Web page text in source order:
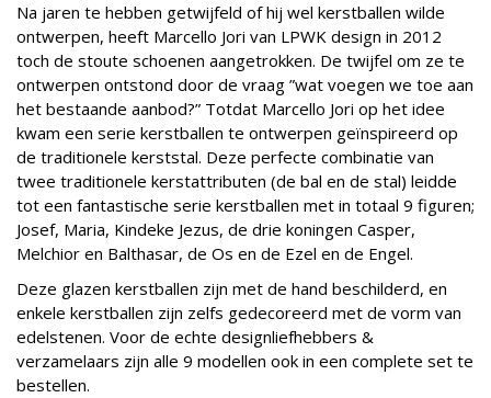
Na jaren te hebben getwijfeld of hij wel kerstballen wilde
ontwerpen, heeft Marcello Jori van LPWK design in 2012
toch de stoute schoenen aangetrokken. De twijfel om ze te
ontwerpen ontstond door de vraag ”wat voegen we toe aan
het bestaande aanbod?” Totdat Marcello Jori op het idee
kwam een serie kerstballen te ontwerpen geïnspireerd op
de traditionele kerststal. Deze perfecte combinatie van
twee traditionele kerstattributen (de bal en de stal) leidde
tot een fantastische serie kerstballen met in totaal 9 figuren;
Josef, Maria, Kindeke Jezus, de drie koningen Casper,
Melchior en Balthasar, de Os en de Ezel en de Engel.
Deze glazen kerstballen zijn met de hand beschilderd, en
enkele kerstballen zijn zelfs gedecoreerd met de vorm van
edelstenen. Voor de echte designliefhebbers &
verzamelaars zijn alle 9 modellen ook in een complete set te
bestellen.